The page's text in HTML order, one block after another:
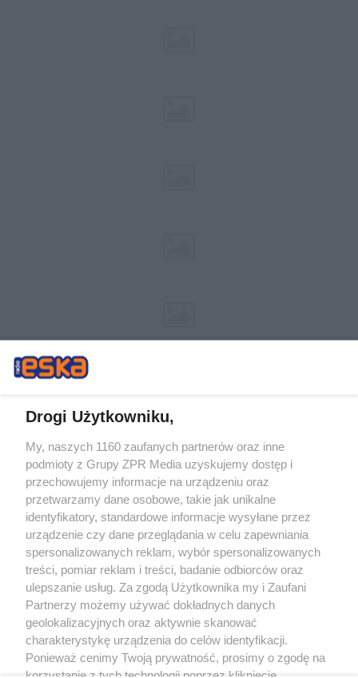
Żaden utwór zamieszczony w serwisie nie może być powielany i
rozpowszechniany lub dalej rozpowszechniany w jakikolwiek sposób (w
tym także elektroniczny lub mechaniczny) na jakimkolwiek polu
eksploatacji w jakiejkolwiek formie, włącznie z umieszczaniem w Internecie
bez pisemnej zgody właściciela praw. Jakiekolwiek użycie lub
wykorzystanie utworów w całości lub w części z naruszeniem prawa, tzn.
bez właściwej zgody, jest zabronione pod groźbą kary i może być ścigane
prawnie.
O nas
Drogi Użytkowniku,
My, naszych 1160 zaufanych partnerów oraz inne
podmioty z Grupy ZPR Media uzyskujemy dostęp i
przechowujemy informacje na urządzeniu oraz
przetwarzamy dane osobowe, takie jak unikalne
identyfikatory, standardowe informacje wysyłane przez
urządzenie czy dane przeglądania w celu zapewniania
spersonalizowanych reklam, wybór spersonalizowanych
treści, pomiar reklam i treści, badanie odbiorców oraz
ulepszanie usług. Za zgodą Użytkownika my i Zaufani
Partnerzy możemy używać dokładnych danych
geolokalizacyjnych oraz aktywnie skanować
charakterystykę urządzenia do celów identyfikacji.
Ponieważ cenimy Twoją prywatność, prosimy o zgodę na
korzystanie z tych technologii poprzez kliknięcie